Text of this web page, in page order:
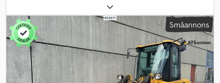
Tillverkningsår 2013 Volvo L90G Levereras med nytt certifikat
Drifttimmar: ca 5 670 Vikt: ca 17 300 kg 129 kW
Utrustning/Information: Bra däck (se bilder)
Snabbkopplingssystem Centraliserat smörjsystem 3:e och 4:e
hydrauliska funktion Klimatanläggning Backkamera Skopa, 260
cm Pallgaffel Beskrivning: Volvo L90G hjullastare till salu, inklusive
skopa och pallgaffel. Maskinen har huvudsakligen använts för
vinterunderhåll, särskilt snöröjning och ströarbete, och har
Småannons